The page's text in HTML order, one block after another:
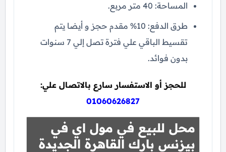
المساحة: 40 متر مربع.
طرق الدفع: 10% مقدم حجز و أيضا يتم
تقسيط الباقي علي فترة تصل إلي 7 سنوات
بدون فوائد.
للحجز أو الاستفسار سارع بالاتصال علي:
01060626827
محل للبيع في مول اي في
بيزنس بارك القاهرة الجديدة